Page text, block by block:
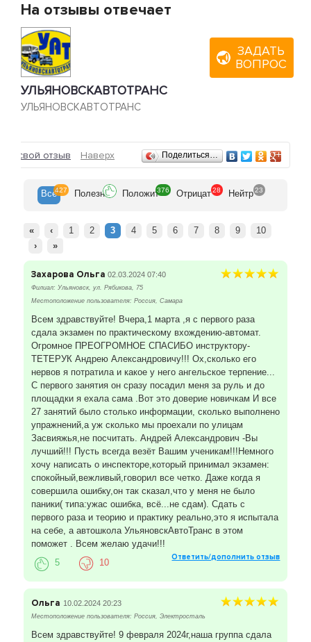
На отзывы отвечает
УЛЬЯНОВСКАВТОТРАНС
УЛЬЯНОВСКАВТОТРАНС
ЗАДАТЬ
ВОПРОС
Отзывы
свой отзыв Наверх Поделиться…
Все427 Полезн Положит376 Отрицат 28 Нейтр 23
« ‹ 1 2 3 4 5 6 7 8 9
10
›
»
Захарова Ольга 02.03.2024 07:40
Филиал: Ульяновск, ул. Рябикова, 75
Местоположение пользователя: Россия, Самара
Всем здравствуйте! Вчера,1 марта ,я с первого раза
сдала экзамен по практическому вхождению-автомат.
Огромное ПРЕОГРОМНОЕ СПАСИБО инструктору-
ТЕТЕРУК Андрею Александровичу!!! Ох,сколько его
нервов я потратила и какое у него ангельское терпение...
С первого занятия он сразу посадил меня за руль и до
площадки я ехала сама .Вот это доверие новичкам И все
27 занятий было столько информации, сколько выполнено
упражнений,а уж сколько мы проехали по улицам
Засвияжья,не посчитать. Андрей Александрович -Вы
лучший!!! Пусть всегда везёт Вашим ученикам!!!Немного
хочу написать о инспекторе,который принимал экзамен:
спокойный,вежливый,говорил все четко. Даже когда я
совершила ошибку,он так сказал,что у меня не было
паники( типа:ужас ошибка, всё...не сдам). Сдать с
первого раза и теорию и практику реально,это я испытала
на себе, а автошкола УльяновскАвтоТранс в этом
поможет . Всем желаю удачи!!!
Ответить/дополнить отзыв
5 10
Ольга 10.02.2024 20:23
Местоположение пользователя: Россия, Электросталь
Всем здравствуйте! 9 февраля 2024г,наша группа сдала